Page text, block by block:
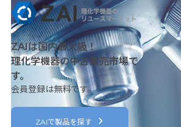
ZAIは国内最大級！
理化学機器の中古販売市場で
す。
会員登録は無料です。
ZAIで製品を探す